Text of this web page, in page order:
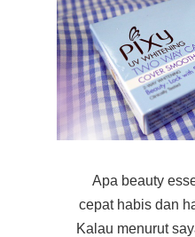
Apa beauty
cepat habis dan
Kalau menurut